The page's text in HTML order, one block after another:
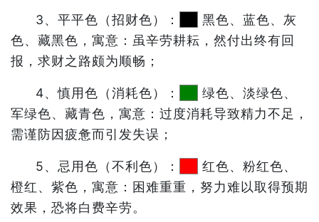
3、平平色（招财色）：
黑色、蓝色、灰
色、藏黑色，寓意：虽辛劳耕耘，然付出终有回
报，求财之路颇为顺畅；
4、慎用色（消耗色）：
绿色、淡绿色、
军绿色、藏青色，寓意：过度消耗导致精力不足，
需谨防因疲惫而引发失误；
5、忌用色（不利色）：
红色、粉红色、
橙红、紫色，寓意：困难重重，努力难以取得预期
效果，恐将白费辛劳。